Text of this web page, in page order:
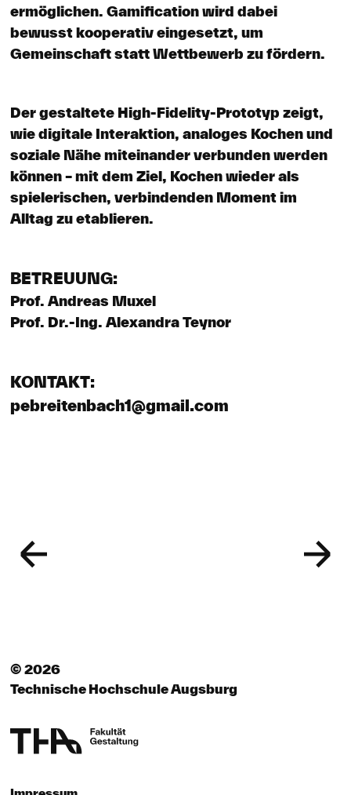
ermöglichen. Gamification wird dabei
bewusst kooperativ eingesetzt, um
Gemeinschaft statt Wettbewerb zu fördern.
Der gestaltete High-Fidelity-Prototyp zeigt,
wie digitale Interaktion, analoges Kochen und
soziale Nähe miteinander verbunden werden
können – mit dem Ziel, Kochen wieder als
spielerischen, verbindenden Moment im
Alltag zu etablieren.
BETREUUNG:
Prof. Andreas Muxel
Prof. Dr.-Ing. Alexandra Teynor
KONTAKT:
pebreitenbach1@gmail.com
© 2026
Technische Hochschule Augsburg